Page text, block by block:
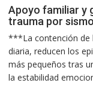
Apoyo familiar y
trauma por
***La contención de
diaria, reducen los
más pequeños tras
la estabilidad